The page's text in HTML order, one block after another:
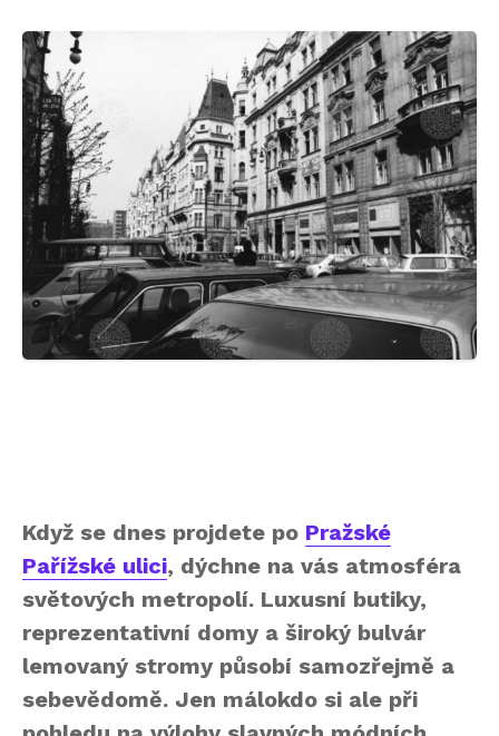
Když se dnes projdete po Pražské
Pařížské ulici, dýchne na vás atmosféra
světových metropolí. Luxusní butiky,
reprezentativní domy a široký bulvár
lemovaný stromy působí samozřejmě a
sebevědomě. Jen málokdo si ale při